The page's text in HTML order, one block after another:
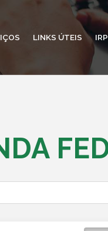
LINKS ÚTEIS